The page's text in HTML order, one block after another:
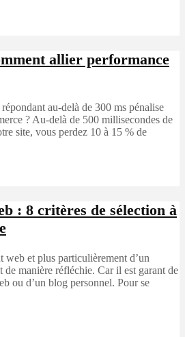
allier performance
au-delà de 300 ms pénalise
? Au-delà de 500 millisecondes de
site, vous perdez 10 à 15 % de
: 8 critères de sélection à
web et plus particulièrement d’un
manière réfléchie. Car il est garant de
ou d’un blog personnel. Pour se